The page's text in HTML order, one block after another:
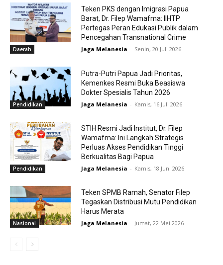
Daerah
Teken PKS dengan Imigrasi Papua
Barat, Dr. Filep Wamafma: IIHTP
Pertegas Peran Edukasi Publik dalam
Pencegahan Transnational Crime
Jaga Melanesia - Senin, 20 Juli 2026
Pendidikan
Putra-Putri Papua Jadi Prioritas,
Kemenkes Resmi Buka Beasiswa
Dokter Spesialis Tahun 2026
Jaga Melanesia - Kamis, 16 Juli 2026
Pendidikan
STIH Resmi Jadi Institut, Dr. Filep
Wamafma: Ini Langkah Strategis
Perluas Akses Pendidikan Tinggi
Berkualitas Bagi Papua
Jaga Melanesia - Kamis, 18 Juni 2026
Nasional
Teken SPMB Ramah, Senator Filep
Tegaskan Distribusi Mutu Pendidikan
Harus Merata
Jaga Melanesia - Jumat, 22 Mei 2026